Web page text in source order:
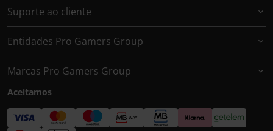
Suporte ao cliente
Entidades Pro Gamers Group
Marcas Pro Gamers Group
Aceitamos